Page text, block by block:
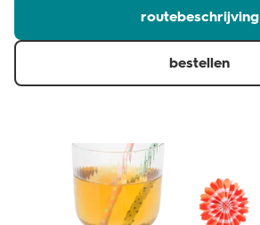
routebeschrijving
bestellen